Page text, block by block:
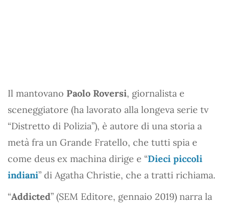
Il mantovano Paolo Roversi, giornalista e
sceneggiatore (ha lavorato alla longeva serie tv
“Distretto di Polizia”), è autore di una storia a
metà fra un Grande Fratello, che tutti spia e
come deus ex machina dirige e “Dieci piccoli
indiani” di Agatha Christie, che a tratti richiama.
“Addicted” (SEM Editore, gennaio 2019) narra la